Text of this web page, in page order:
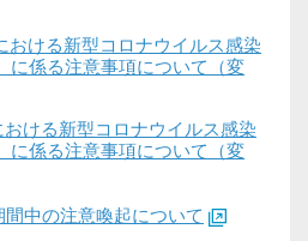
おける新型コロナウイルス感染
に係る注意事項について（変
ける新型コロナウイルス感染
に係る注意事項について（変
間中の注意喚起について